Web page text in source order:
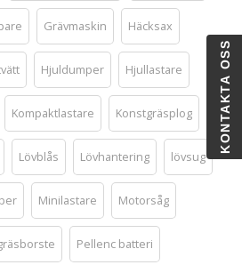
Grävmaskin Häcksax
Hjuldumper Hjullastare
Kompaktlastare Konstgräsplog
Lövblås Lövhantering lövsug
Minilastare Motorsåg
Pellenc batteri
KONTAKTA OSS